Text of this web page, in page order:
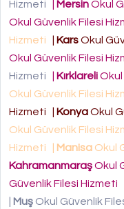
Hizmeti
MersinOkul
Okul Güvenlik Filesi
Hizmeti
KarsOkul
Okul Güvenlik Filesi
Hizmeti
KırklareliOkul
Okul Güvenlik Filesi
Hizmeti
KonyaOkul
Okul Güvenlik Filesi
Hizmeti
Manisa Okul
KahramanmaraşOkul
Güvenlik Filesi Hizmeti
Muş Okul Güvenlik